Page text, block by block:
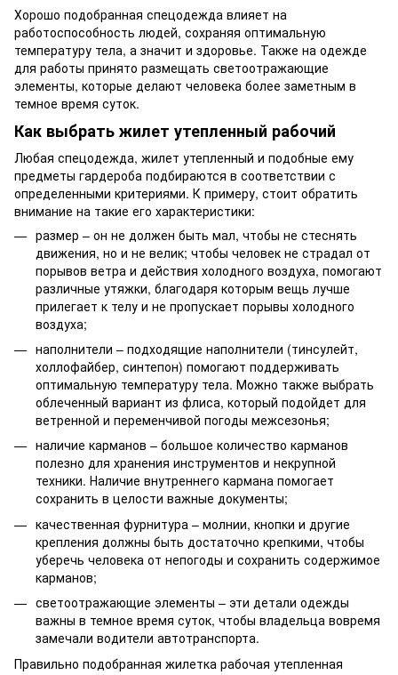
Хорошо подобранная спецодежда влияет на
работоспособность людей, сохраняя оптимальную
температуру тела, а значит и здоровье. Также на одежде
для работы принято размещать светоотражающие
элементы, которые делают человека более заметным в
темное время суток.
Как выбрать жилет утепленный рабочий
Любая спецодежда, жилет утепленный и подобные ему
предметы гардероба подбираются в соответствии с
определенными критериями. К примеру, стоит обратить
внимание на такие его характеристики:
размер – он не должен быть мал, чтобы не стеснять
движения, но и не велик; чтобы человек не страдал от
порывов ветра и действия холодного воздуха, помогают
различные утяжки, благодаря которым вещь лучше
прилегает к телу и не пропускает порывы холодного
воздуха;
наполнители – подходящие наполнители (тинсулейт,
холлофайбер, синтепон) помогают поддерживать
оптимальную температуру тела. Можно также выбрать
облеченный вариант из флиса, который подойдет для
ветренной и переменчивой погоды межсезонья;
наличие карманов – большое количество карманов
полезно для хранения инструментов и некрупной
техники. Наличие внутреннего кармана помогает
сохранить в целости важные документы;
качественная фурнитура – молнии, кнопки и другие
крепления должны быть достаточно крепкими, чтобы
уберечь человека от непогоды и сохранить содержимое
карманов;
светоотражающие элементы – эти детали одежды
важны в темное время суток, чтобы владельца вовремя
замечали водители автотранспорта.
Правильно подобранная жилетка рабочая утепленная